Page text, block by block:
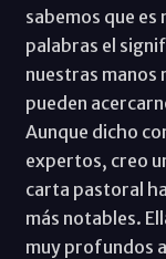
sabemos que
palabras el
nuestras manos
pueden
Aunque dicho
expertos, creo
carta pastoral
más notables.
muy profundos